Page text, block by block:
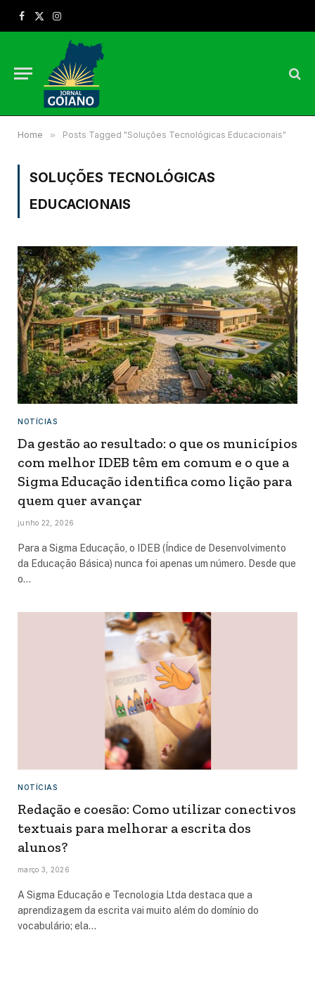
Facebook
X
Instagram
Home » Posts Tagged "Soluções Tecnológicas Educacionais"
SOLUÇÕES TECNOLÓGICAS
EDUCACIONAIS
NOTÍCIAS
Da gestão ao resultado: o que os municípios
com melhor IDEB têm em comum e o que a
Sigma Educação identifica como lição para
quem quer avançar
junho 22, 2026
Para a Sigma Educação, o IDEB (Índice de Desenvolvimento
da Educação Básica) nunca foi apenas um número. Desde que
o…
NOTÍCIAS
Redação e coesão: Como utilizar conectivos
textuais para melhorar a escrita dos
alunos?
março 3, 2026
A Sigma Educação e Tecnologia Ltda destaca que a
aprendizagem da escrita vai muito além do domínio do
vocabulário; ela…